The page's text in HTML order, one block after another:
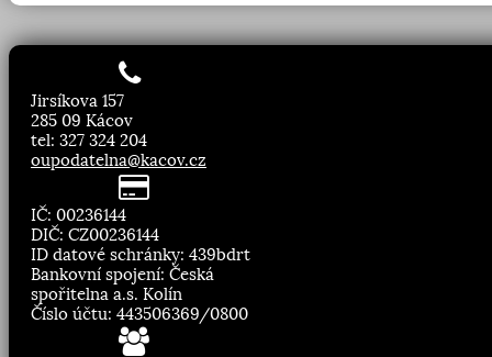
Jirsíkova 157
285 09 Kácov
tel: 327 324 204
oupodatelna@kacov.cz
IČ: 00236144
DIČ: CZ00236144
ID datové schránky: 439bdrt
Bankovní spojení: Česká
spořitelna a.s. Kolín
Číslo účtu: 443506369/0800